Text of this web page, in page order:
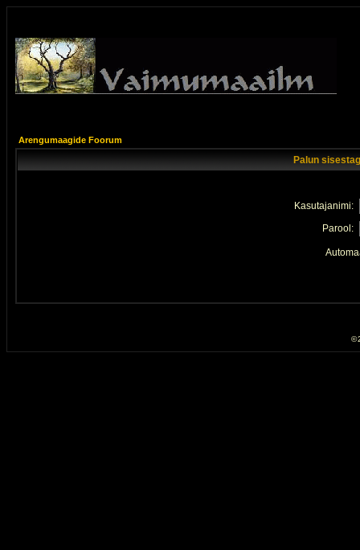
Arengumaagide Foorum
Palun
Kasutajanimi:
Parool:
©